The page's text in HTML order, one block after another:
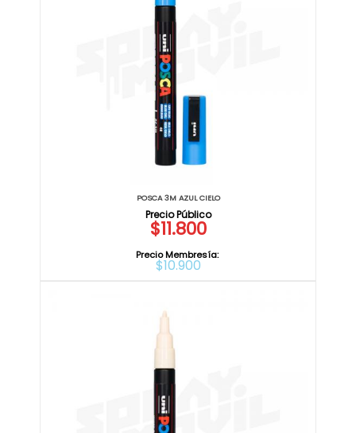
POSCA 3M AZUL CIELO
$11.800
Precio Membresía:
$10.900